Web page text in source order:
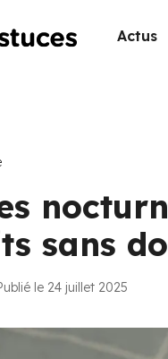
Actus
sans
le 24 juillet 2025